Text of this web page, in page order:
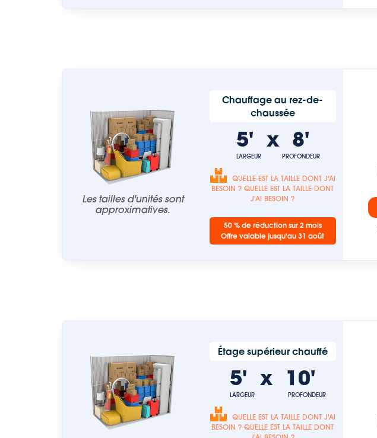
Les tailles d'unités sont
approximatives.
Chauffage au rez-de-
chaussée
5'
LARGEUR
x 8'
PROFONDEUR
QUELLE EST LA TAILLE DONT J'AI
BESOIN ? QUELLE EST LA TAILLE DONT
J'AI BESOIN ?
50 % de réduction sur 2 mois
Offre valable jusqu'au 31 août
Étage supérieur chauffé
5'
LARGEUR
x 10'
PROFONDEUR
QUELLE EST LA TAILLE DONT J'AI
BESOIN ? QUELLE EST LA TAILLE DONT